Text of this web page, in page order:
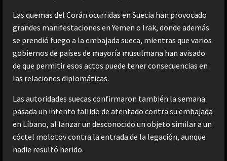
Las quemas del Corán ocurridas en Suecia han provocado
grandes manifestaciones en Yemen o Irak, donde además
se prendió fuego a la embajada sueca, mientras que varios
gobiernos de países de mayoría musulmana han avisado
de que permitir esos actos puede tener consecuencias en
las relaciones diplomáticas.
Las autoridades suecas confirmaron también la semana
pasada un intento fallido de atentado contra su embajada
en Líbano, al lanzar un desconocido un objeto similar a un
cóctel molotov contra la entrada de la legación, aunque
nadie resultó herido.